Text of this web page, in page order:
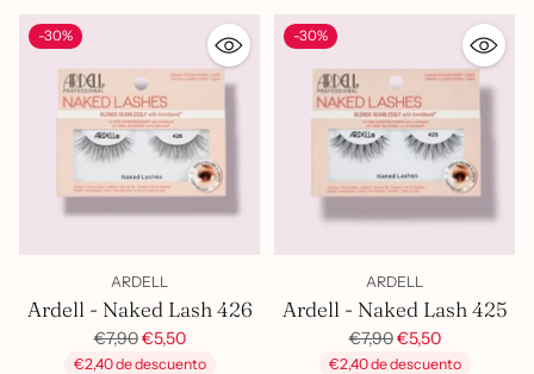
Mega Volume e Insta-Lift
– massimo volume e
sollevamento per uno sguardo intenso e scenografico
-30%
ARDELL
Ardell - Naked Lash 426
Precio
habitual
€7,90€5,50
€2,40 de descuento
-30%
ARDELL
Ardell - Naked Lash 425
Precio
habitual
€7,90€5,50
€2,40 de descuento